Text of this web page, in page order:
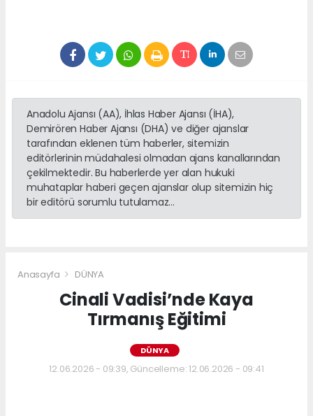
Anadolu Ajansı (AA), İhlas Haber Ajansı (İHA),
Demirören Haber Ajansı (DHA) ve diğer ajanslar
tarafından eklenen tüm haberler, sitemizin
editörlerinin müdahalesi olmadan ajans kanallarından
çekilmektedir. Bu haberlerde yer alan hukuki
muhataplar haberi geçen ajanslar olup sitemizin hiç
bir editörü sorumlu tutulamaz...
Anasayfa DÜNYA
Cinali Vadisi’nde Kaya
Tırmanış Eğitimi
DÜNYA
12.06.2026 - 09:39, Güncelleme: 12.06.2026 - 09:41